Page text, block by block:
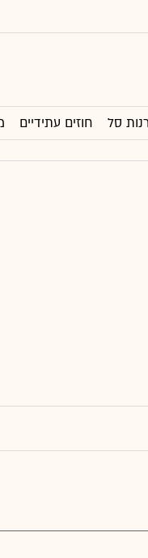
סל חוזים עתידיים